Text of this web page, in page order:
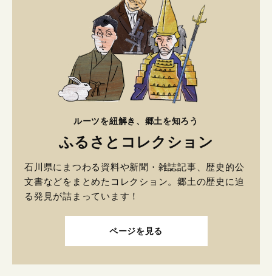
ルーツを紐解き、郷土を知ろう
ふるさとコレクション
石川県にまつわる資料や新聞・雑誌記事、歴史的公
文書などをまとめたコレクション。郷土の歴史に迫
る発見が詰まっています！
ページを見る